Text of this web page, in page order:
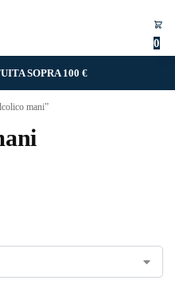
0
SOPRA 100 €
mani”